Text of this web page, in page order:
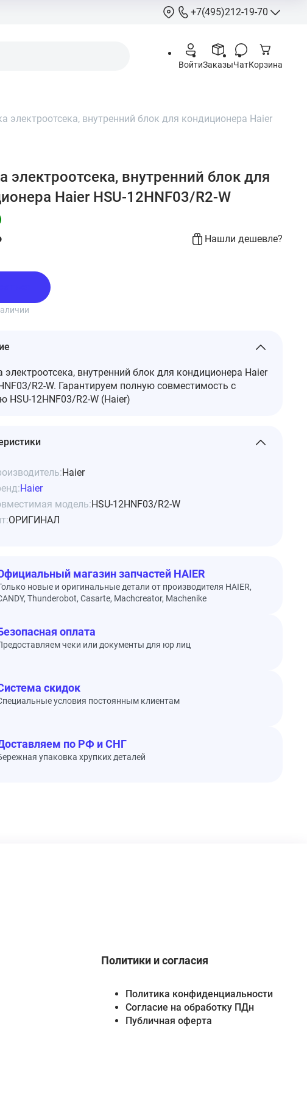
+7(495)212-19-70
info@hcstore.ru
Выходные:
шоссе 130, корп.
ВойтиЗаказыЧатКорзина
электроотсека, внутренний блок для кондиционера Haier
электроотсека, внутренний блок для
Haier HSU-12HNF03/R2-W
Нашли дешевле?
внутренний блок для кондиционера Haier
R2-W. Гарантируем полную совместимость с
HSU-12HNF03/R2-W (Haier)
Haier
Haier
модель:HSU-12HNF03/R2-W
ОРИГИНАЛ
магазин запчастей HAIER
новые и оригинальные детали от производителя HAIER,
Thunderobot, Casarte, Machcreator, Machenike
оплата
чеки или документы для юр лиц
скидок
условия постоянным клиентам
по РФ и СНГ
упаковка хрупких деталей
Политики и согласия
Политика конфиденциальности
Согласие на обработку ПДн
Публичная оферта